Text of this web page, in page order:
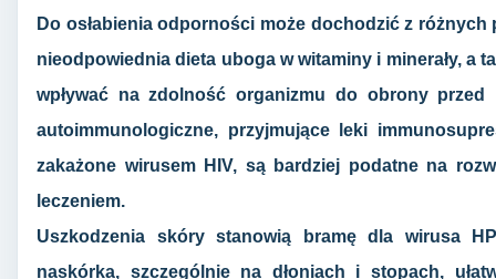
Do osłabienia odporności może dochodzić z
nieodpowiednia dieta uboga w witaminy i minerały, a
wpływać na zdolność organizmu do obrony
autoimmunologiczne, przyjmujące leki
zakażone wirusem HIV, są bardziej podatne na
leczeniem.
Uszkodzenia skóry stanowią bramę dla wirusa
naskórka, szczególnie na dłoniach i stopach,